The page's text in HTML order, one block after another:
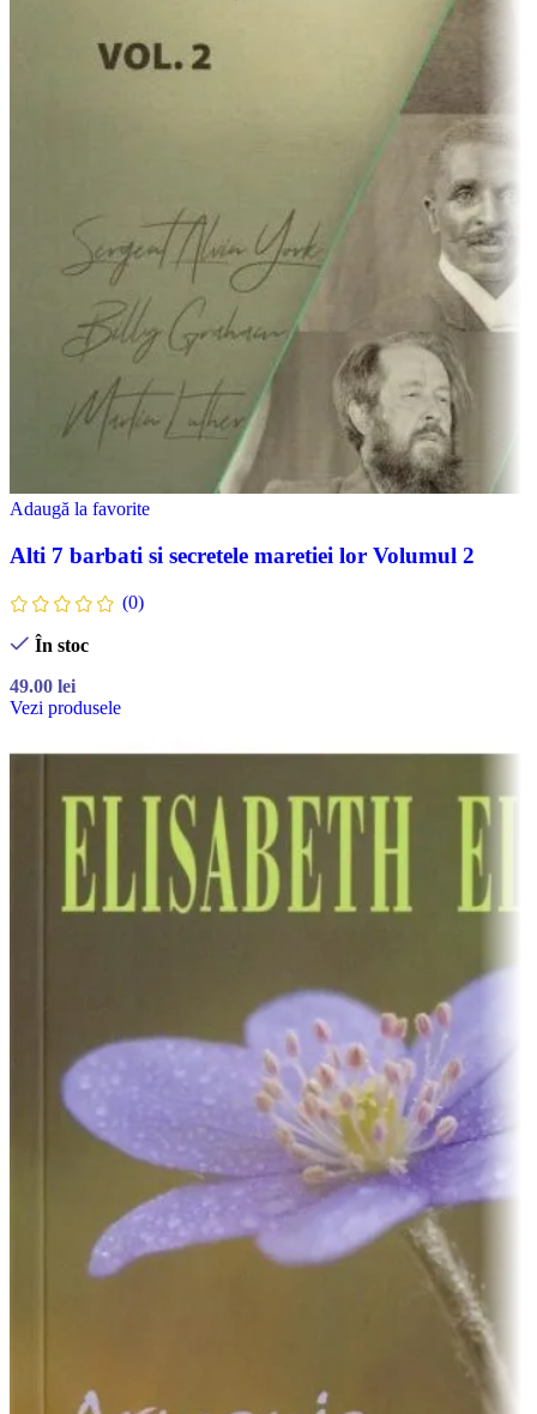
Adaugă la favorite
Alti 7 barbati si secretele maretiei lor Volumul 2
(0)
În stoc
49.00 lei
Vezi produsele